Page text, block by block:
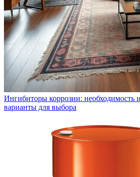
Ингибиторы коррозии: необходимость
варианты для выбора